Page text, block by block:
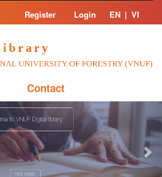
Register Login EN | VI
Contact